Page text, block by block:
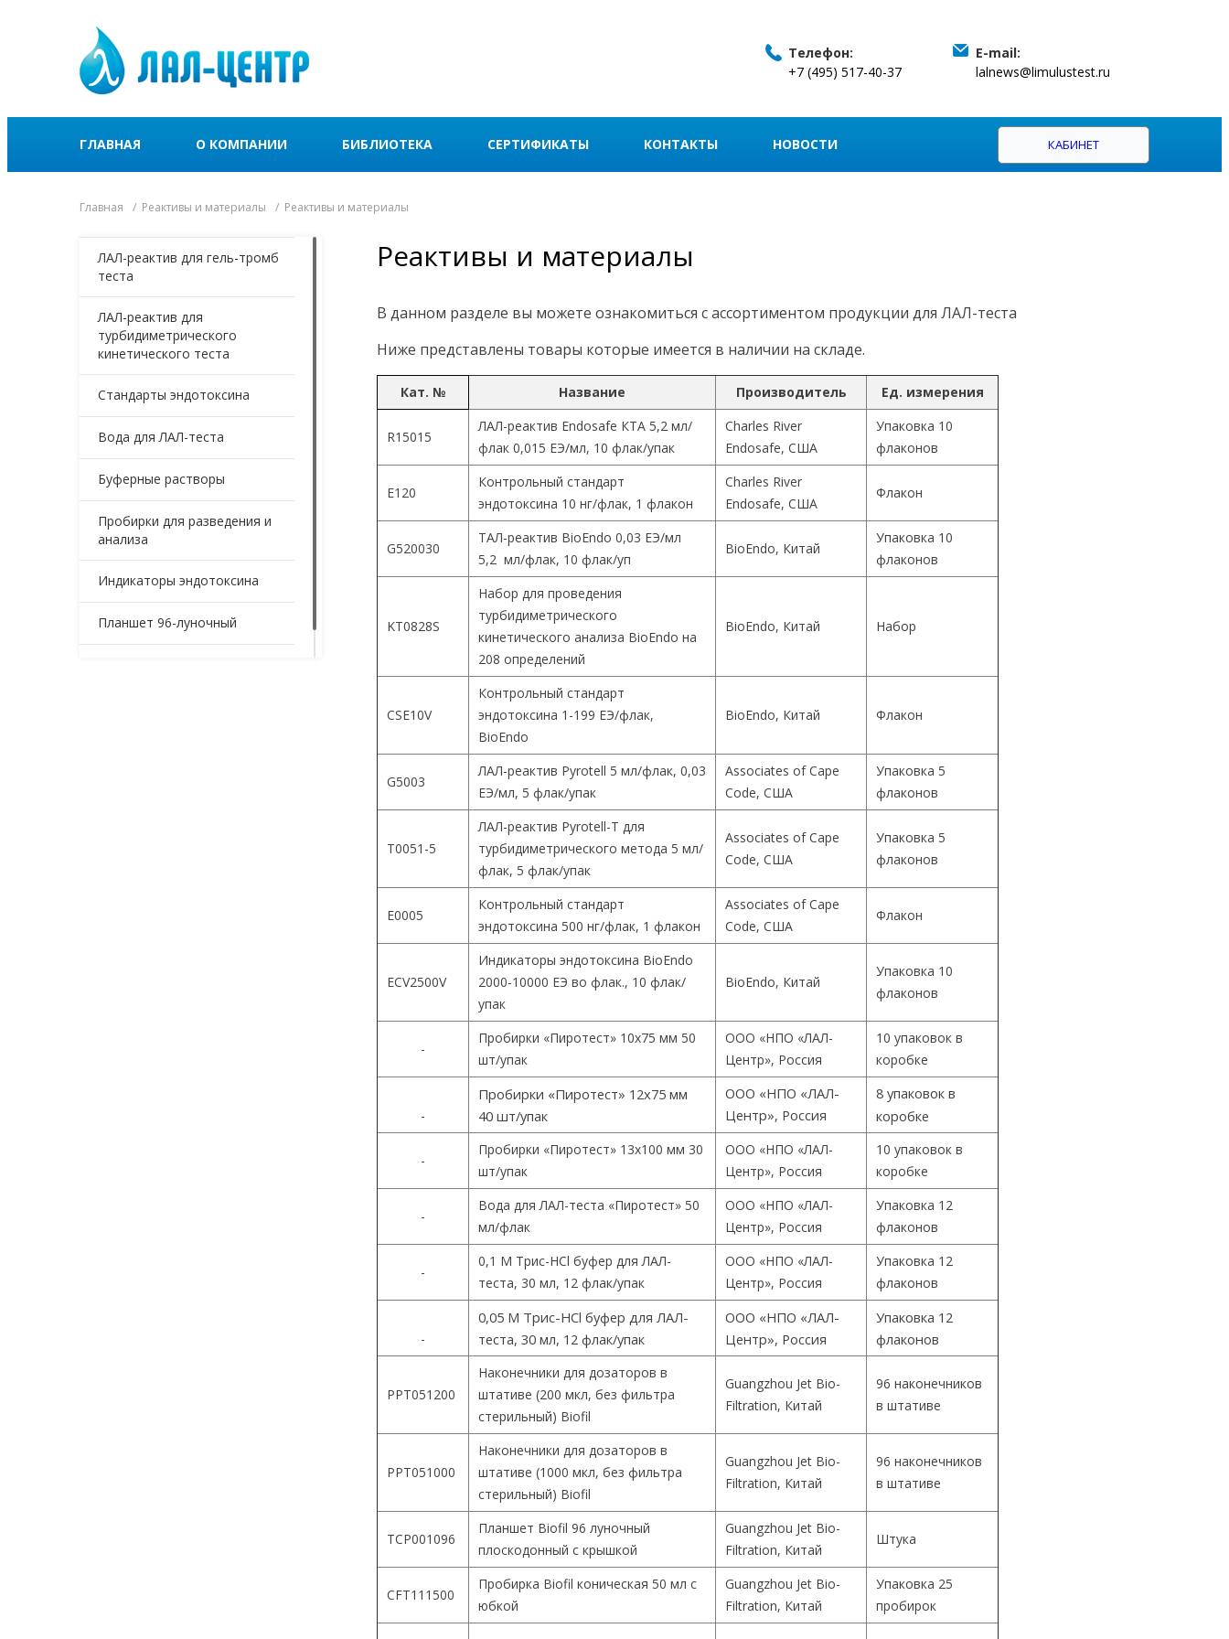
Телефон:
+7 (495) 517-40-37
E-mail:
lalnews@limulustest.ru
ГЛАВНАЯ О КОМПАНИИ БИБЛИОТЕКА СЕРТИФИКАТЫ КОНТАКТЫ НОВОСТИ КАБИНЕТ
Главная Реактивы и материалы Реактивы и материалы
ЛАЛ-реактив для гель-тромб
теста
ЛАЛ-реактив для
турбидиметрического
кинетического теста
Стандарты эндотоксина
Вода для ЛАЛ-теста
Буферные растворы
Пробирки для разведения и
анализа
Индикаторы эндотоксина
Планшет 96-луночный
Реактивы и материалы
В данном разделе вы можете ознакомиться с ассортиментом продукции для ЛАЛ-теста
Ниже представлены товары которые имеется в наличии на складе.
Кат. № Название Производитель Ед. измерения
R15015
ЛАЛ-реактив Endosafe КТА 5,2 мл/
флак 0,015 ЕЭ/мл, 10 флак/упак
Charles River
Endosafe, США
Упаковка 10
флаконов
Е120
Контрольный стандарт
эндотоксина 10 нг/флак, 1 флакон
Charles River
Endosafe, США
Флакон
G520030
ТАЛ-реактив BioEndo 0,03 ЕЭ/мл
5,2 мл/флак, 10 флак/уп
BioEndo, Китай
Упаковка 10
флаконов
KT0828S
Набор для проведения
турбидиметрического
кинетического анализа BioEndo на
208 определений
BioEndo, Китай Набор
CSE10V
Контрольный стандарт
эндотоксина 1-199 ЕЭ/флак,
BioEndo
BioEndo, Китай Флакон
G5003
ЛАЛ-реактив Pyrotell 5 мл/флак, 0,03
ЕЭ/мл, 5 флак/упак
Associates of Cape
Code, США
Упаковка 5
флаконов
T0051-5
ЛАЛ-реактив Pyrotell-T для
турбидиметрического метода 5 мл/
флак, 5 флак/упак
Associates of Cape
Code, США
Упаковка 5
флаконов
E0005
Контрольный стандарт
эндотоксина 500 нг/флак, 1 флакон
Associates of Cape
Code, США
Флакон
ECV2500V
Индикаторы эндотоксина BioEndo
2000-10000 ЕЭ во флак., 10 флак/
упак
BioEndo, Китай
Упаковка 10
флаконов
-
Пробирки «Пиротест» 10х75 мм 50
шт/упак
ООО «НПО «ЛАЛ-
Центр», Россия
10 упаковок в
коробке
-
Пробирки «Пиротест» 12х75 мм
40 шт/упак
ООО «НПО «ЛАЛ-
Центр», Россия
8 упаковок в
коробке
-
Пробирки «Пиротест» 13х100 мм 30
шт/упак
ООО «НПО «ЛАЛ-
Центр», Россия
10 упаковок в
коробке
-
Вода для ЛАЛ-теста «Пиротест» 50
мл/флак
ООО «НПО «ЛАЛ-
Центр», Россия
Упаковка 12
флаконов
-
0,1 М Трис-HCl буфер для ЛАЛ-
теста, 30 мл, 12 флак/упак
ООО «НПО «ЛАЛ-
Центр», Россия
Упаковка 12
флаконов
-
0,05 М Трис-HCl буфер для ЛАЛ-
теста, 30 мл, 12 флак/упак
ООО «НПО «ЛАЛ-
Центр», Россия
Упаковка 12
флаконов
PPT051200
Наконечники для дозаторов в
штативе (200 мкл, без фильтра
стерильный) Biofil
Guangzhou Jet Bio-
Filtration, Китай
96 наконечников
в штативе
PPT051000
Наконечники для дозаторов в
штативе (1000 мкл, без фильтра
стерильный) Biofil
Guangzhou Jet Bio-
Filtration, Китай
96 наконечников
в штативе
TCP001096
Планшет Biofil 96 луночный
плоскодонный с крышкой
Guangzhou Jet Bio-
Filtration, Китай
Штука
CFT111500
Пробирка Biofil коническая 50 мл с
юбкой
Guangzhou Jet Bio-
Filtration, Китай
Упаковка 25
пробирок